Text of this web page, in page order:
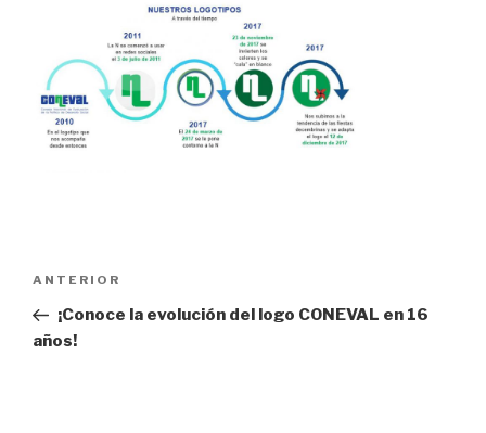
Navegación
entradas
Entrada
anterior:
ANTERIOR
¡Conoce la evolución del logo CONEVAL en 16
años!